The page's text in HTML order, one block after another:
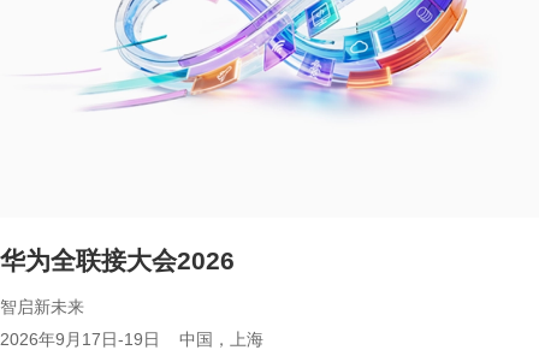
华为全联接大会2026
智启新未来
2026年9月17日-19日 中国，上海